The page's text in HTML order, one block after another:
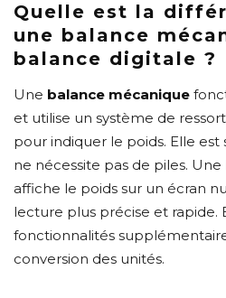
Quelle est la
une balance
balance digitale ?
Une balance mécanique
et utilise un système de
pour indiquer le poids. Elle
ne nécessite pas de piles. Une
affiche le poids sur un écran
lecture plus précise et rapide.
fonctionnalités
conversion des unités.